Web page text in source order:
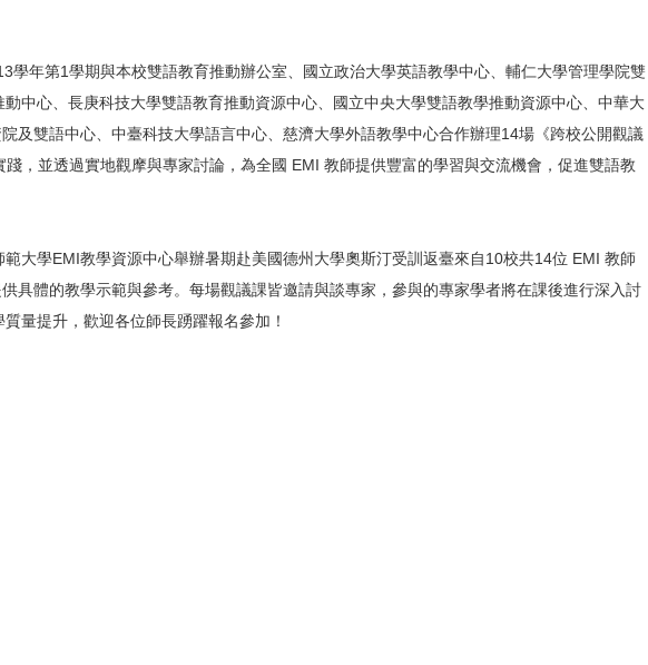
學年第1學期與本校雙語教育推動辦公室、國立政治大學英語教學中心、輔仁大學管理學院雙
中心、長庚科技大學雙語教育推動資源中心、國立中央大學雙語教學推動資源中心、中華大
及雙語中心、中臺科技大學語言中心、慈濟大學外語教學中心合作辦理14場《跨校公開觀議
，並透過實地觀摩與專家討論，為全國 EMI 教師提供豐富的學習與交流機會，促進雙語教
大學EMI教學資源中心舉辦暑期赴美國德州大學奧斯汀受訓返臺來自10校共14位 EMI 教師
具體的教學示範與參考。每場觀議課皆邀請與談專家，參與的專家學者將在課後進行深入討
量提升，歡迎各位師長踴躍報名參加！